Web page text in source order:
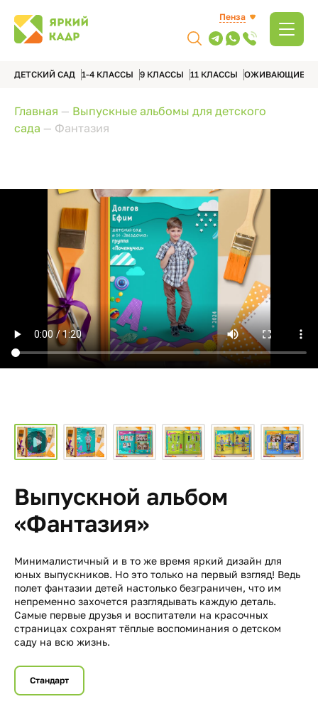
Пенза
ДЕТСКИЙ САД 1-4 КЛАССЫ 9 КЛАССЫ 11 КЛАССЫ ОЖИВАЮЩИЕ
Главная — Выпускные альбомы для детского
сада — Фантазия
Выпускной альбом
«Фантазия»
Минималистичный и в то же время яркий дизайн для
юных выпускников. Но это только на первый взгляд! Ведь
полет фантазии детей настолько безграничен, что им
непременно захочется разглядывать каждую деталь.
Самые первые друзья и воспитатели на красочных
страницах сохранят тёплые воспоминания о детском
саду на всю жизнь.
Стандарт